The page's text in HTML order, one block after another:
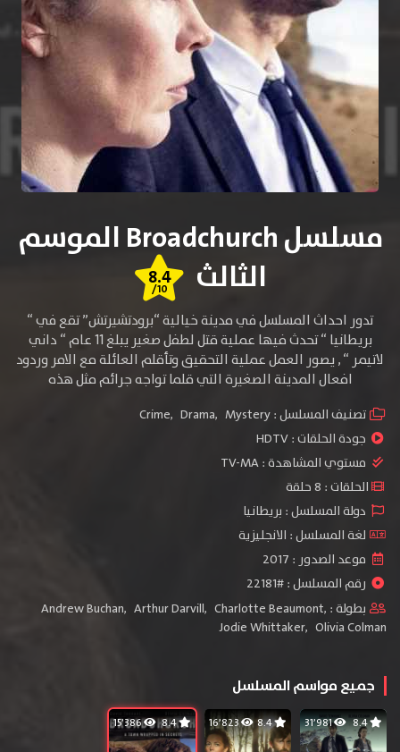
مسلسل Broadchurch الموسم
الثالث
8.4
/10
تدور احداث المسلسل في مدينة خيالية “برودتشيرتش” تقع في “
بريطانيا “ تحدث فيها عملية قتل لطفل صغير يبلغ 11 عام “ داني
لاتيمر “ , يصور العمل عملية التحقيق وتأقلم العائلة مع الامر وردود
افعال المدينة الصغيرة التي قلما تواجه جرائم مثل هذه
تصنيف المسلسل : Crime, Drama, Mystery
جودة الحلقات :HDTV
مستوي المشاهدة :TV-MA
الحلقات : 8 حلقة
دولة المسلسل : بريطانيا
لغة المسلسل : الانجليزية
موعد الصدور : 2017
رقم المسلسل : #22181
بطولة :
Andrew Buchan, Arthur Darvill, Charlotte Beaumont,
Jodie Whittaker, Olivia Colman
جميع مواسم المسلسل
8.4 31٬981 8.4 16٬823 8.4 15٬386